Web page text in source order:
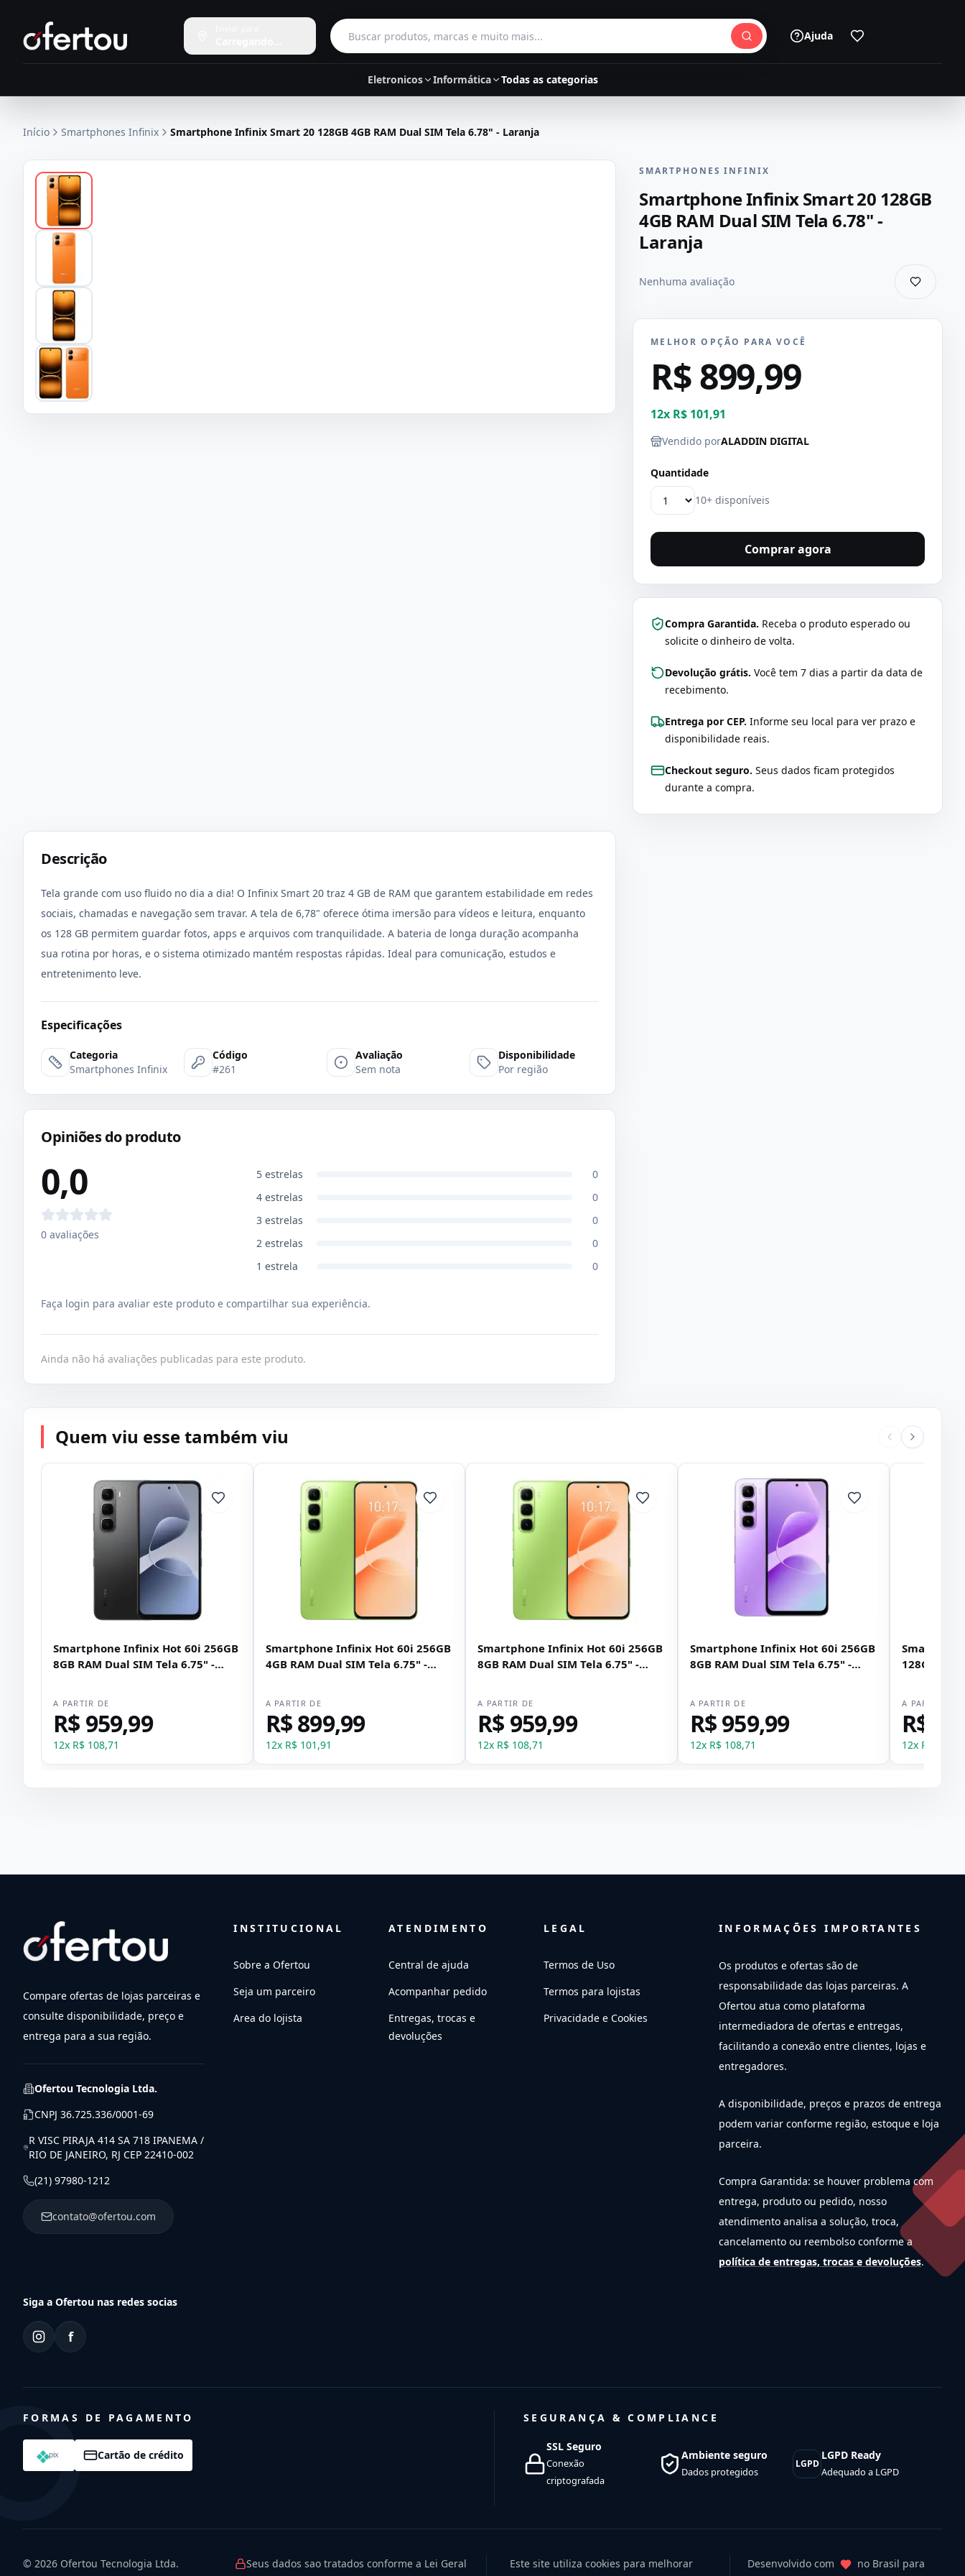
Buscar produtos
Ajuda
Eletronicos Informática Todas as categorias
Início Smartphones Infinix Smartphone Infinix Smart 20 128GB 4GB RAM Dual SIM Tela 6.78" - Laranja
SMARTPHONES INFINIX
Smartphone Infinix Smart 20 128GB
4GB RAM Dual SIM Tela 6.78" -
Laranja
Nenhuma avaliação
MELHOR OPÇÃO PARA VOCÊ
R$ 899,99
12x R$ 101,91
Vendido porALADDIN DIGITAL
Quantidade
10+ disponíveis
Comprar agora
Compra Garantida. Receba o produto esperado ou
solicite o dinheiro de volta.
Devolução grátis. Você tem 7 dias a partir da data de
recebimento.
Entrega por CEP. Informe seu local para ver prazo e
disponibilidade reais.
Checkout seguro. Seus dados ficam protegidos
durante a compra.
Descrição
Tela grande com uso fluido no dia a dia! O Infinix Smart 20 traz 4 GB de RAM que garantem estabilidade em redes
sociais, chamadas e navegação sem travar. A tela de 6,78" oferece ótima imersão para vídeos e leitura, enquanto
os 128 GB permitem guardar fotos, apps e arquivos com tranquilidade. A bateria de longa duração acompanha
sua rotina por horas, e o sistema otimizado mantém respostas rápidas. Ideal para comunicação, estudos e
entretenimento leve.
Especificações
Categoria
Smartphones Infinix
Código
#261
Avaliação
Sem nota
Disponibilidade
Por região
Opiniões do produto
0,0
0 avaliações
5 estrelas
0
4 estrelas
0
3 estrelas
0
2 estrelas
0
1 estrela 0
Faça login para avaliar este produto e compartilhar sua experiência.
Ainda não há avaliações publicadas para este produto.
Quem viu esse também viu
Smartphone Infinix Hot 60i 256GB
8GB RAM Dual SIM Tela 6.75" -
A PARTIR DE
R$ 959,99
12x R$ 108,71
Smartphone Infinix Hot 60i 256GB
4GB RAM Dual SIM Tela 6.75" -
A PARTIR DE
R$ 899,99
12x R$ 101,91
Smartphone Infinix Hot 60i 256GB
8GB RAM Dual SIM Tela 6.75" -
A PARTIR DE
R$ 959,99
12x R$ 108,71
Smartphone Infinix Hot 60i 256GB
8GB RAM Dual SIM Tela 6.75" -
A PARTIR DE
R$ 959,99
12x R$ 108,71
128GB
A PARTIR DE
R$
12x R$ 77,00
Compare ofertas de lojas parceiras e
consulte disponibilidade, preço e
entrega para a sua região.
Ofertou Tecnologia Ltda.
CNPJ 36.725.336/0001-69
R VISC PIRAJA 414 SA 718 IPANEMA /
RIO DE JANEIRO, RJ CEP 22410-002
(21) 97980-1212
contato@ofertou.com
INSTITUCIONAL
Sobre a Ofertou
Seja um parceiro
Area do lojista
ATENDIMENTO
Central de ajuda
Acompanhar pedido
Entregas, trocas e
devoluções
LEGAL
Termos de Uso
Termos para lojistas
Privacidade e Cookies
INFORMAÇÕES IMPORTANTES
Os produtos e ofertas são de
responsabilidade das lojas parceiras. A
Ofertou atua como plataforma
intermediadora de ofertas e entregas,
facilitando a conexão entre clientes, lojas e
entregadores.
A disponibilidade, preços e prazos de entrega
podem variar conforme região, estoque e loja
parceira.
Compra Garantida: se houver problema com
entrega, produto ou pedido, nosso
atendimento analisa a solução, troca,
cancelamento ou reembolso conforme a
política de entregas, trocas e devoluções.
Siga a Ofertou nas redes socias
f
FORMAS DE PAGAMENTO
Cartão de crédito
SEGURANÇA & COMPLIANCE
SSL Seguro
Conexão
criptografada
Ambiente seguro
Dados protegidos
LGPD
LGPD Ready
Adequado a LGPD
© 2026 Ofertou Tecnologia Ltda.
Seus dados sao tratados conforme a Lei Geral
Este site utiliza cookies para melhorar
Desenvolvido com
no Brasil para